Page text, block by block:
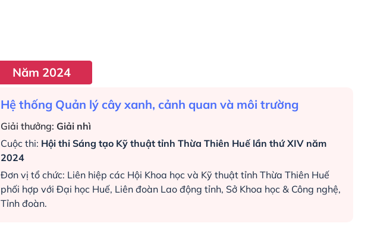
Năm 2024
Hệ thống Quản lý cây xanh, cảnh quan và môi trường
Giải thưởng: Giải nhì
Cuộc thi: Hội thi Sáng tạo Kỹ thuật tỉnh Thừa Thiên Huế lần thứ XIV năm
2024
Đơn vị tổ chức: Liên hiệp các Hội Khoa học và Kỹ thuật tỉnh Thừa Thiên Huế
phối hợp với Đại học Huế, Liên đoàn Lao động tỉnh, Sở Khoa học & Công nghệ,
Tỉnh đoàn.